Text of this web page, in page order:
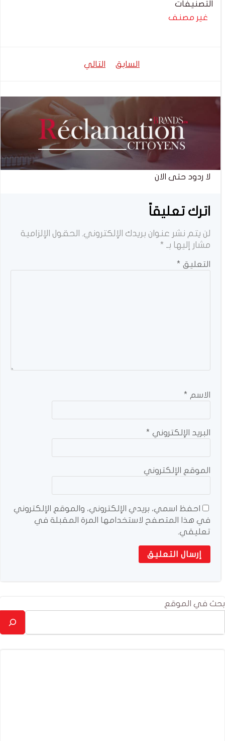
التصنيفات
غير مصنف
السابق
تصفّح
التالي
لا ردود حتى الان
اترك تعليقاً
لن يتم نشر عنوان بريدك الإلكتروني. الحقول الإلزامية
مشار إليها بـ *
التعليق *
الاسم *
البريد الإلكتروني *
الموقع الإلكتروني
احفظ اسمي، بريدي الإلكتروني، والموقع الإلكتروني
في هذا المتصفح لاستخدامها المرة المقبلة في
تعليقي.
بحث في الموقع